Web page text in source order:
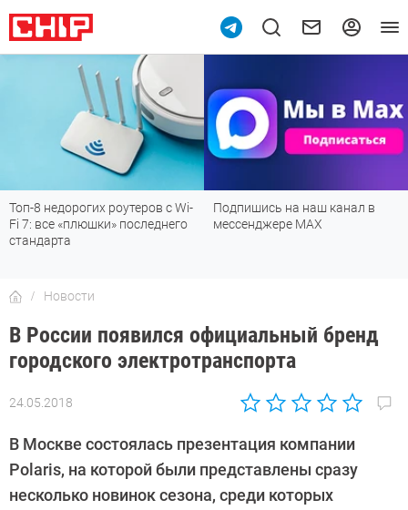
Топ-8 недорогих роутеров с Wi-
Fi 7: все «плюшки» последнего
стандарта
Подпишись на наш канал в
мессенджере МАХ
Новости
В России появился официальный бренд
городского электротранспорта
24.05.2018
Автор:
Киреев
В Москве состоялась презентация компании
Polaris, на которой были представлены сразу
несколько новинок сезона, среди которых